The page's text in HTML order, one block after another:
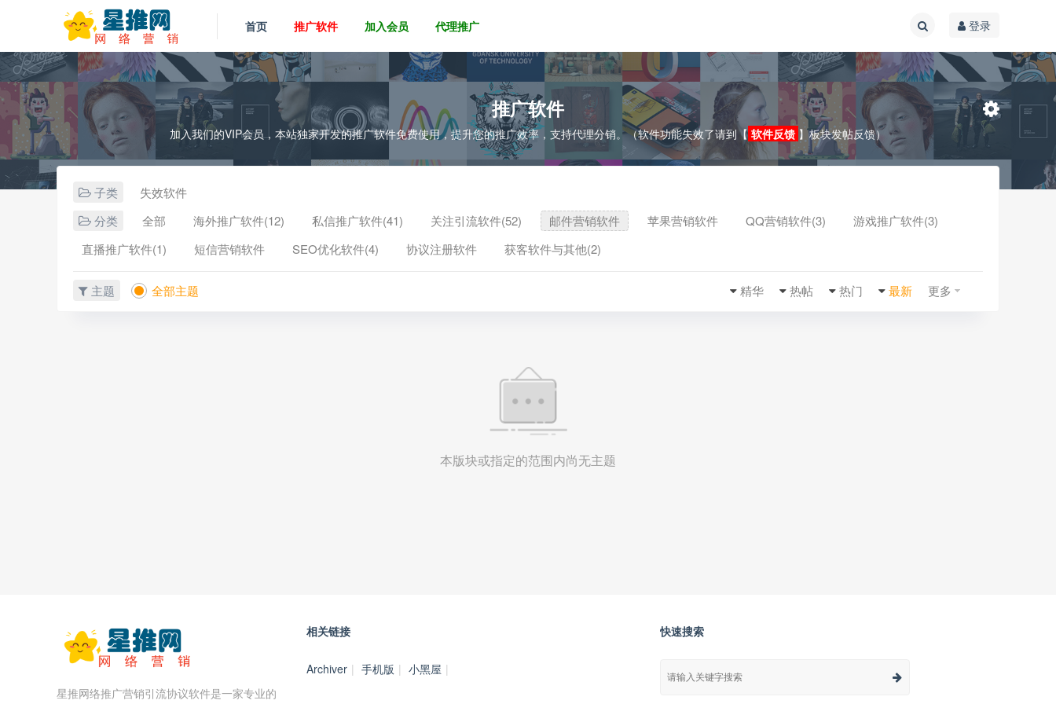
首页 推广软件 加入会员 代理推广 登录
推广软件
加入我们的VIP会员，本站独家开发的推广软件免费使用，提升您的推广效率，支持代理分销。（软件功能失效了请到【 软件反馈 】板块发帖反馈）
子类 失效软件
分类 全部 海外推广软件(12) 私信推广软件(41) 关注引流软件(52) 邮件营销软件 苹果营销软件 QQ营销软件(3)
游戏推广软件(3)
直播推广软件(1)
短信营销软件 SEO优化软件(4) 协议注册软件 获客软件与其他(2)
主题 全部主题 更多
最新
热门
热帖
精华
本版块或指定的范围内尚无主题
星推网络推广营销引流协议软件是一家专业的
相关链接
Archiver | 手机版 | 小黑屋 |
快速搜索